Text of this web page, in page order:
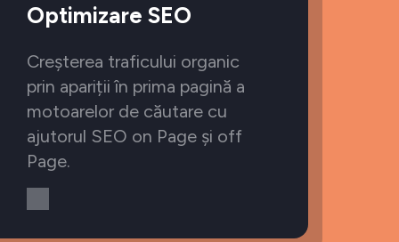
Optimizare SEO
Creșterea traficului organic
prin apariții în prima pagină a
motoarelor de căutare cu
ajutorul SEO on Page și off
Page.